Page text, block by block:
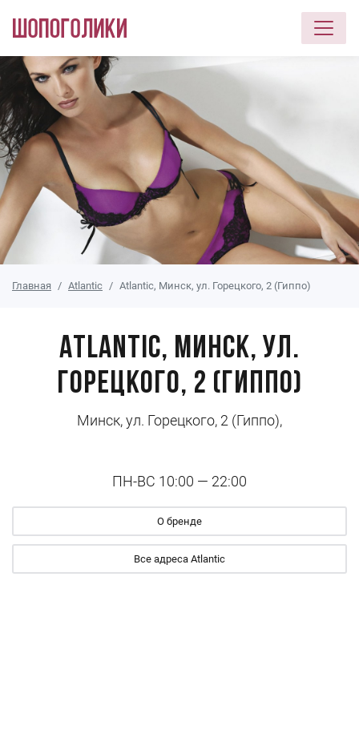
Перейти к основному содержанию
Главная Atlantic Atlantic, Минск, ул. Горецкого, 2 (Гиппо)
Atlantic, Минск, ул.
Горецкого, 2 (Гиппо)
Минск, ул. Горецкого, 2 (Гиппо),
ПН-ВС 10:00 — 22:00
О бренде
Все адреса Atlantic